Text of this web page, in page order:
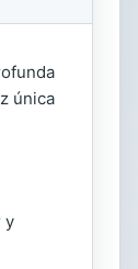
única
y